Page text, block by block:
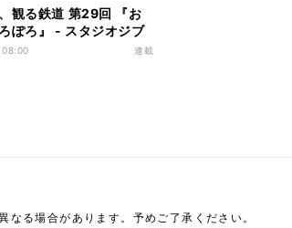
観る鉄道 第29回 『お
ぽろ』 - スタジオジブ
寝台特急「あけぼの」連載
る場合があります。予めご了承ください。